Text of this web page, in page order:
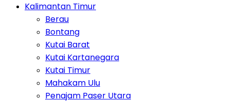
Kalimantan Timur
Berau
Bontang
Kutai Barat
Kutai Kartanegara
Kutai Timur
Mahakam Ulu
Penajam Paser Utara